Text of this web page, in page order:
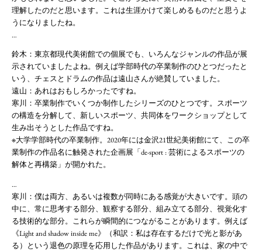
理解したのだと思います。これは生涯かけて楽しめるものだと思うよ
うになりましたね。
…
鈴木：東京都現代美術館での個展でも、いろんなジャンルの作品が展
示されていましたよね。例えば学部時代の卒業制作のひとつだったと
いう、チェスとドラムの作品は遠山さんが絶賛していました。
遠山：あれはおもしろかったですね。
寒川：卒業制作でいくつか制作したシリーズのひとつです。スポーツ
の構造を分解して、新しいスポーツ、共同体をワークショップとして
生み出そうとした作品ですね。
※大学学部時代の卒業制作。2020年には金沢21世紀美術館にて、この卒
業制作の作品名に触発された企画展「de-sport : 芸術によるスポーツの
解体と再構築」が開かれた。
…
寒川：僕は両方、あるいは複数が同時にある感覚が大きいです。頭の
中に、常に思考する部分、観察する部分、組み立てる部分、視覚化す
る技術的な部分。これらが瞬間的につながることがあります。例えば
《Light and shadow inside me》（和訳：私は存在するだけで光と影があ
る）という退色の原理を応用した作品があります。これは、家の中で